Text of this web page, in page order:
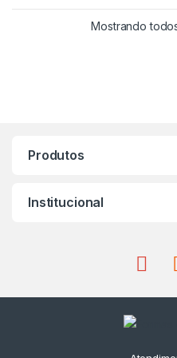
Mostrando
Produtos
Institucional